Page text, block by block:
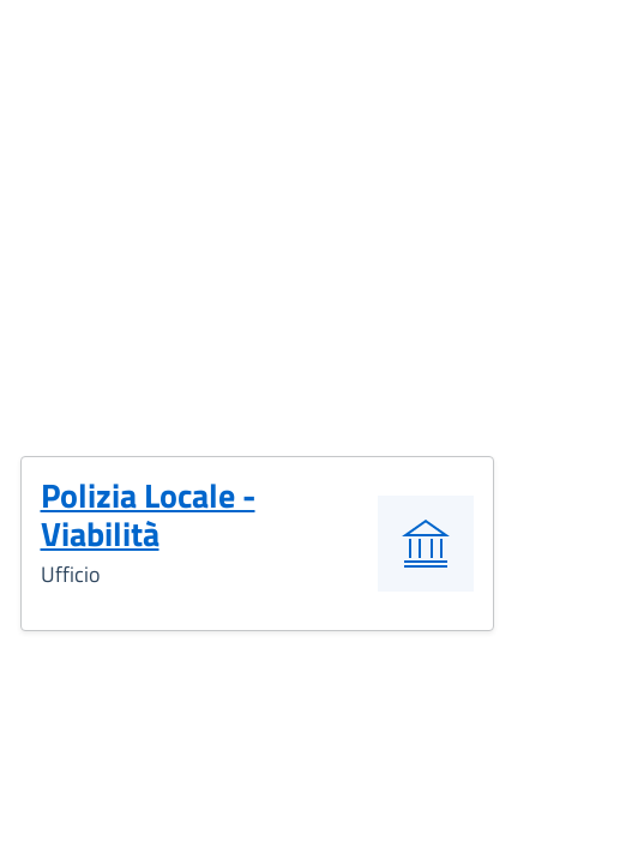
Polizia Locale -
Viabilità
Ufficio